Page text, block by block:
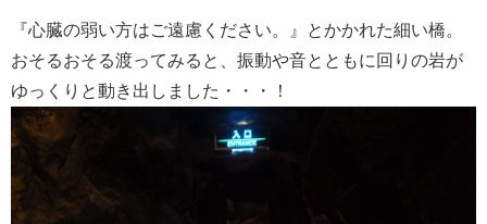
『心臓の弱い方はご遠慮ください。』とかかれた細い橋。
おそるおそる渡ってみると、振動や音とともに回りの岩が
ゆっくりと動き出しました・・・！